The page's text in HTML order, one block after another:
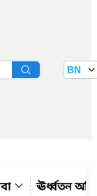
BN
ঊর্ধ্বতন